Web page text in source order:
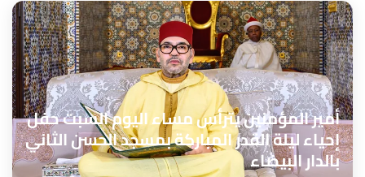
أمير المؤمنين يترأس مساء اليوم السبت حفل
إحياء ليلة القدر المباركة بمسجد الحسن الثاني
بالدار البيضاء